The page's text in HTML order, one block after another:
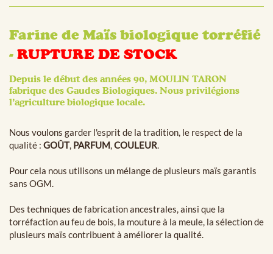
Farine de Maïs biologique torréfié
- RUPTURE DE STOCK
Depuis le début des années 90, MOULIN TARON
fabrique des Gaudes Biologiques. Nous privilégions
l’agriculture biologique locale.
Nous voulons garder l'esprit de la tradition, le respect de la
qualité : GOÛT, PARFUM,COULEUR.
Pour cela nous utilisons un mélange de plusieurs maïs garantis
sans OGM.
Des techniques de fabrication ancestrales, ainsi que la
torréfaction au feu de bois, la mouture à la meule, la sélection de
plusieurs maïs contribuent à améliorer la qualité.